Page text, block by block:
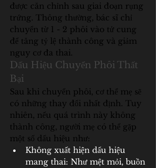
được căn chỉnh sau giai đoạn rụng
trứng. Thông thường, bác sĩ chỉ
chuyển từ 1 - 2 phôi vào tử cung
để tăng tỷ lệ thành công và giảm
nguy cơ đa thai.
Dấu Hiệu Chuyển Phôi Thất
Bại
Sau khi chuyển phôi, cơ thể mẹ sẽ
có những thay đổi nhất định. Tuy
nhiên, nếu quá trình này không
thành công, người mẹ có thể gặp
một số dấu hiệu như:
Không xuất hiện dấu hiệu
mang thai: Như mệt mỏi, buồn